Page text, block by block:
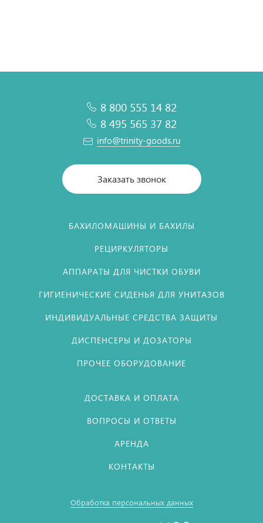
8 800 555 14 82
8 495 565 37 82
info@trinity-goods.ru
Заказать звонок
БАХИЛОМАШИНЫ И БАХИЛЫ
РЕЦИРКУЛЯТОРЫ
АППАРАТЫ ДЛЯ ЧИСТКИ ОБУВИ
ГИГИЕНИЧЕСКИЕ СИДЕНЬЯ ДЛЯ УНИТАЗОВ
ИНДИВИДУАЛЬНЫЕ СРЕДСТВА ЗАЩИТЫ
ДИСПЕНСЕРЫ И ДОЗАТОРЫ
ПРОЧЕЕ ОБОРУДОВАНИЕ
ДОСТАВКА И ОПЛАТА
ВОПРОСЫ И ОТВЕТЫ
АРЕНДА
КОНТАКТЫ
Обработка персональных данных